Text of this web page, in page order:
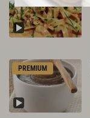
PREMIUM